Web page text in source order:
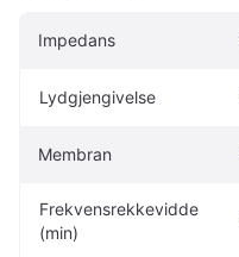
Impedans
Lydgjengivelse
Membran
Frekvensrekkevidde
(min)